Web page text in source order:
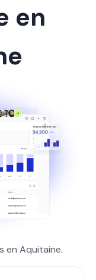
en
en Aquitaine.